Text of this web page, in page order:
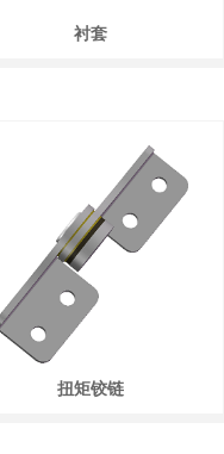
衬套
扭矩铰链